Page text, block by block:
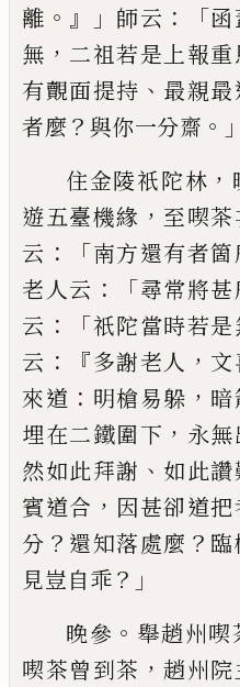
離 。』」 師云 ：「函
無 ， 二祖若是上報重
有覿面提持 、 最親最
者麼 ？ 與你一分齋 。」
住金陵祇陀林 ，
遊五臺機緣 ， 至喫茶
云 ：「南方還有者箇
老人云 ：「尋常將甚
云 ：「祇陀當時若是
云 ：『多謝老人 ， 文
來道 ： 明槍易躲 ， 暗
埋在二鐵圍下 ， 永
然如此拜謝 、 如此讚
賓道合 ， 因甚卻道
分 ？ 還知落處麼 ？ 臨
見豈自乖？」
晚參 。 舉趙州喫
喫茶曾到茶 ，趙州院